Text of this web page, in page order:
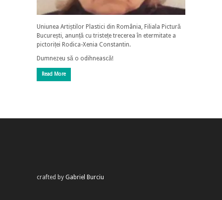
Uniunea Artiștilor Plastici din România, Filiala Pictură
București, anunță cu tristețe trecerea în etermitate a
pictoriței Rodica-Xenia Constantin.
Dumnezeu să o odihnească!
Read More
crafted by Gabriel Burciu